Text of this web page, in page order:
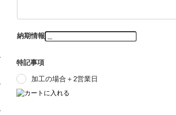
納期情報
特記事項
加工の場合＋2営業日